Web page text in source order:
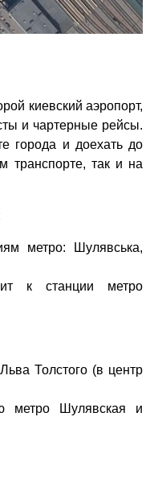
киевский аэропорт,
и чартерные рейсы.
города и доехать до
транспорте, так и на
метро: Шулявська,
к станции метро
Толстого (в центр
метро Шулявская и